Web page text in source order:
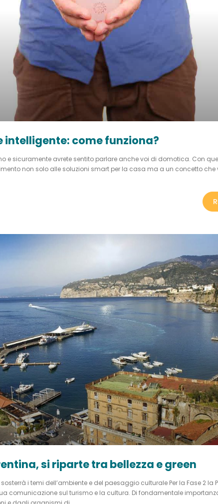
intelligente: come funziona?
e sicuramente avrete sentito parlare anche voi di domotica. Con
non solo alle soluzioni smart per la casa ma a un concetto che
si riparte tra bellezza e green
i temi dell’ambiente e del paesaggio culturale Per la Fase 2 la
comunicazione sul turismo e la cultura. Di fondamentale